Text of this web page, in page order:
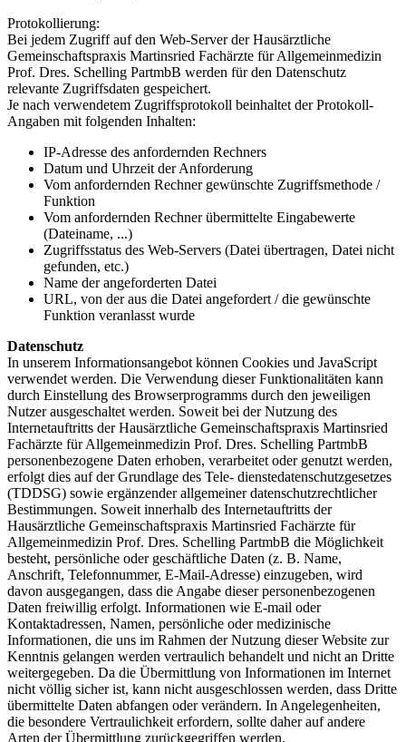
Protokollierung:
Bei jedem Zugriff auf den Web-Server der Hausärztliche
Gemeinschaftspraxis Martinsried Fachärzte für Allgemeinmedizin
Prof. Dres. Schelling PartmbB werden für den Datenschutz
relevante Zugriffsdaten gespeichert.
Je nach verwendetem Zugriffsprotokoll beinhaltet der Protokoll-
Angaben mit folgenden Inhalten:
IP-Adresse des anfordernden Rechners
Datum und Uhrzeit der Anforderung
Vom anfordernden Rechner gewünschte Zugriffsmethode /
Funktion
Vom anfordernden Rechner übermittelte Eingabewerte
(Dateiname, ...)
Zugriffsstatus des Web-Servers (Datei übertragen, Datei nicht
gefunden, etc.)
Name der angeforderten Datei
URL, von der aus die Datei angefordert / die gewünschte
Funktion veranlasst wurde
Datenschutz
In unserem Informationsangebot können Cookies und JavaScript
verwendet werden. Die Verwendung dieser Funktionalitäten kann
durch Einstellung des Browserprogramms durch den jeweiligen
Nutzer ausgeschaltet werden. Soweit bei der Nutzung des
Internetauftritts der Hausärztliche Gemeinschaftspraxis Martinsried
Fachärzte für Allgemeinmedizin Prof. Dres. Schelling PartmbB
personenbezogene Daten erhoben, verarbeitet oder genutzt werden,
erfolgt dies auf der Grundlage des Tele- dienstedatenschutzgesetzes
(TDDSG) sowie ergänzender allgemeiner datenschutzrechtlicher
Bestimmungen. Soweit innerhalb des Internetauftritts der
Hausärztliche Gemeinschaftspraxis Martinsried Fachärzte für
Allgemeinmedizin Prof. Dres. Schelling PartmbB die Möglichkeit
besteht, persönliche oder geschäftliche Daten (z. B. Name,
Anschrift, Telefonnummer, E-Mail-Adresse) einzugeben, wird
davon ausgegangen, dass die Angabe dieser personenbezogenen
Daten freiwillig erfolgt. Informationen wie E-mail oder
Kontaktadressen, Namen, persönliche oder medizinische
Informationen, die uns im Rahmen der Nutzung dieser Website zur
Kenntnis gelangen werden vertraulich behandelt und nicht an Dritte
weitergegeben. Da die Übermittlung von Informationen im Internet
nicht völlig sicher ist, kann nicht ausgeschlossen werden, dass Dritte
übermittelte Daten abfangen oder verändern. In Angelegenheiten,
die besondere Vertraulichkeit erfordern, sollte daher auf andere
Arten der Übermittlung zurückgegriffen werden.